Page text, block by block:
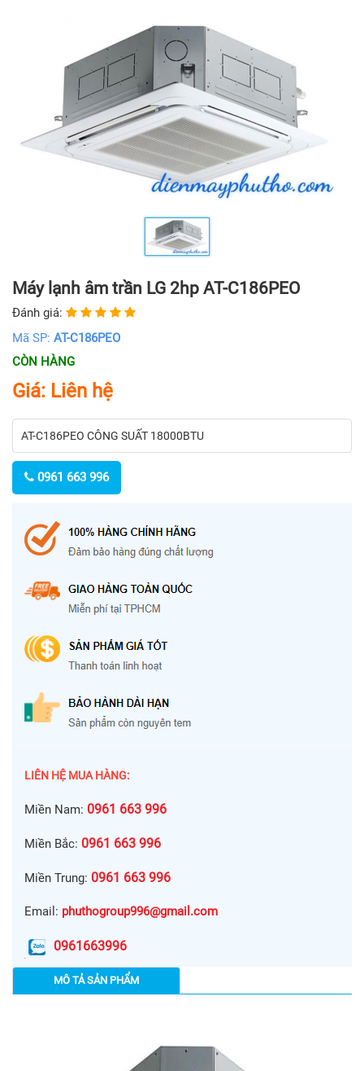
Máy lạnh âm trần LG 2hp AT-C186PEO
Đánh giá:
Mã SP: AT-C186PEO
CÒN HÀNG
Giá: Liên hệ
AT-C186PEO CÔNG SUẤT 18000BTU
0961 663 996
LIÊN HỆ MUA HÀNG:
Miền Nam: 0961 663 996
Miền Bắc: 0961 663 996
Miền Trung: 0961 663 996
Email: phuthogroup996@gmail.com
0961663996
MÔ TẢ SẢN PHẨM